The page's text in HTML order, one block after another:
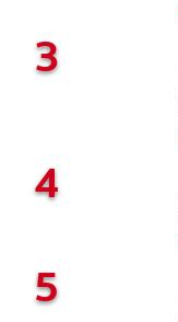
3
4
5